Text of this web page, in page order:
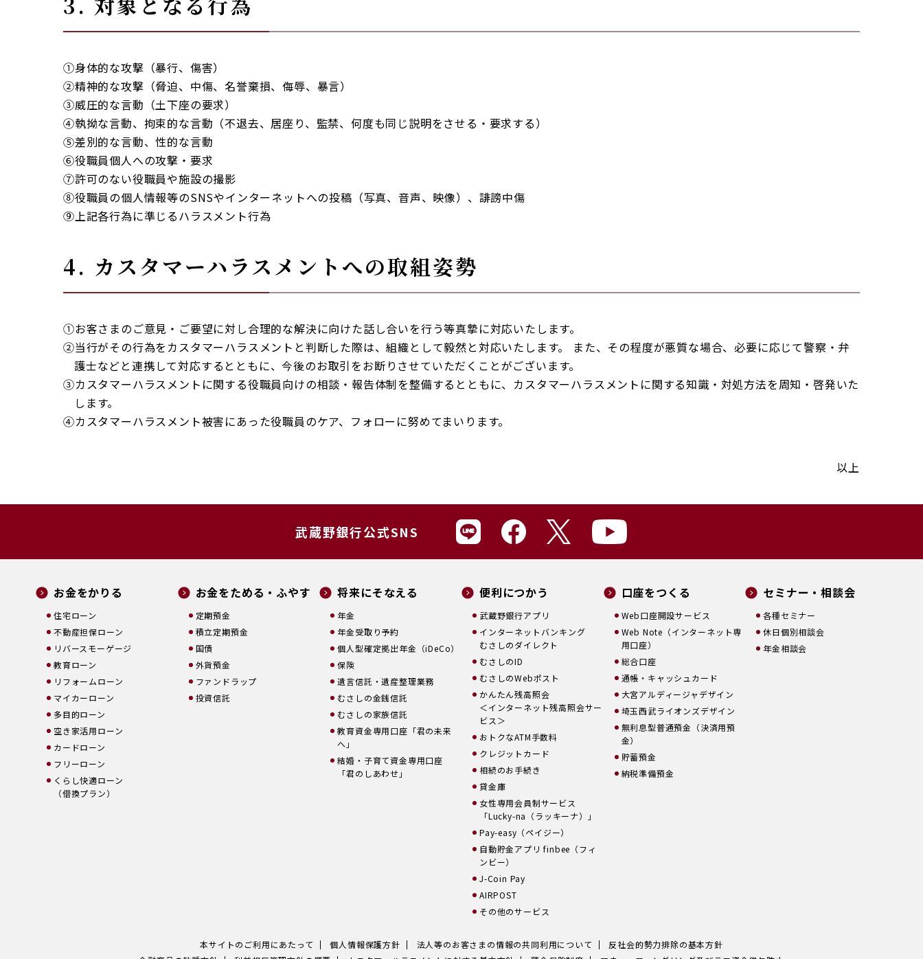
①身体的な攻撃（暴行、傷害）
②精神的な攻撃（脅迫、中傷、名誉棄損、侮辱、暴言）
③威圧的な言動（土下座の要求）
④執拗な言動、拘束的な言動（不退去、居座り、監禁、何度も同じ説明をさせる・要求する）
⑤差別的な言動、性的な言動
⑥役職員個人への攻撃・要求
⑦許可のない役職員や施設の撮影
⑧役職員の個人情報等のSNSやインターネットへの投稿（写真、音声、映像）、誹謗中傷
⑨上記各行為に準じるハラスメント行為
4. カスタマーハラスメントへの取組姿勢
①お客さまのご意見・ご要望に対し合理的な解決に向けた話し合いを行う等真摯に対応いたします。
②当行がその行為をカスタマーハラスメントと判断した際は、組織として毅然と対応いたします。 また、その程度が悪質な場合、必要に応じて警察・弁
護士などと連携して対応するとともに、今後のお取引をお断りさせていただくことがございます。
③カスタマーハラスメントに関する役職員向けの相談・報告体制を整備するとともに、カスタマーハラスメントに関する知識・対処方法を周知・啓発いた
します。
④カスタマーハラスメント被害にあった役職員のケア、フォローに努めてまいります。
以上
武蔵野銀行公式SNS
お金をかりる
住宅ローン
不動産担保ローン
リバースモーゲージ
教育ローン
リフォームローン
マイカーローン
多目的ローン
空き家活用ローン
カードローン
フリーローン
くらし快適ローン
（借換プラン）
お金をためる・ふやす
定期預金
積立定期預金
国債
外貨預金
ファンドラップ
投資信託
将来にそなえる
年金
年金受取り予約
個人型確定拠出年金（iDeCo）
保険
遺言信託・遺産整理業務
むさしの金銭信託
むさしの家族信託
教育資金専用口座「君の未来
へ」
結婚・子育て資金専用口座
「君のしあわせ」
便利につかう
武蔵野銀行アプリ
インターネットバンキング
むさしのダイレクト
むさしのID
むさしのWebポスト
かんたん残高照会
＜インターネット残高照会サー
ビス＞
おトクなATM手数料
クレジットカード
相続のお手続き
貸金庫
女性専用会員制サービス
「Lucky-na（ラッキーナ）」
Pay-easy（ペイジー）
自動貯金アプリ finbee（フィ
ンビー）
J-Coin Pay
AIRPOST
その他のサービス
口座をつくる
Web口座開設サービス
Web Note（インターネット専
用口座）
総合口座
通帳・キャッシュカード
大宮アルディージャデザイン
埼玉西武ライオンズデザイン
無利息型普通預金（決済用預
金）
貯蓄預金
納税準備預金
セミナー・相談会
各種セミナー
休日個別相談会
年金相談会
本サイトのご利用にあたって 個人情報保護方針 法人等のお客さまの情報の共同利用について
反社会的勢力排除の基本方針